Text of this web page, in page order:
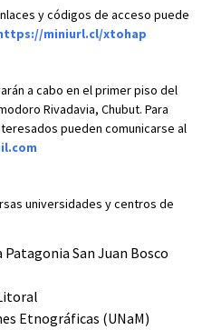
y códigos de acceso puede
miniurl.cl/xtohap
a cabo en el primer piso del
Rivadavia, Chubut. Para
pueden comunicarse al
universidades y centros de
San Juan Bosco
Etnográficas (UNaM)